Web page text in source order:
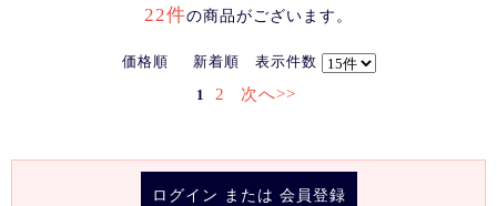
22件の商品がございます。
価格順 新着順 表示件数
1 2 次へ>>
ログイン または 会員登録